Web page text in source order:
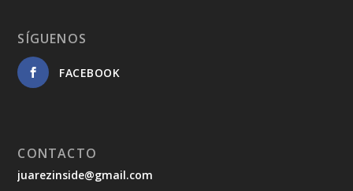
SÍGUENOS
FACEBOOK
CONTACTO
juarezinside@gmail.com